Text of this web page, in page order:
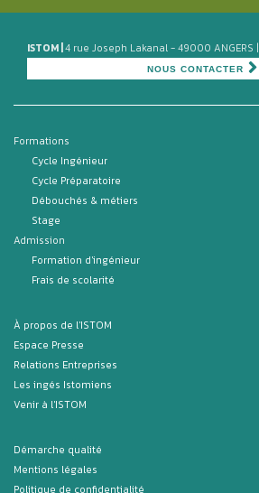
ISTOM | 4 rue Joseph Lakanal - 49000 ANGERS |
NOUS CONTACTER
Formations
Cycle Ingénieur
Cycle Préparatoire
Débouchés & métiers
Stage
Admission
Formation d'ingénieur
Frais de scolarité
À propos de l'ISTOM
Espace Presse
Relations Entreprises
Les ingés Istomiens
Venir à l'ISTOM
Démarche qualité
Mentions légales
Politique de confidentialité